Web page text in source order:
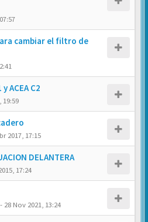
cambiar el filtro de
ACEA C2
19:59
2017, 17:15
DELANTERA
17:24
- 28 Nov 2021, 13:24